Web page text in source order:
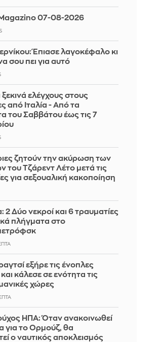
07-08-2026
Έπιασε λαγοκέφαλο κι
σου πει για αυτό
ξεκινά ελέγχους στους
από Ιταλία - Από τα
του Σαββάτου έως τις 7
ζητούν την ακύρωση των
του Τζάρεντ Λέτο μετά τις
για σεξουαλική κακοποίηση
2 Δύο νεκροί και 6 τραυματίες
πλήγματα στο
εξήρε τις ένοπλες
κάλεσε σε ενότητα τις
χώρες
ΗΠΑ: Όταν ανακοινωθεί
για το Ορμούζ, θα
ο ναυτικός αποκλεισμός